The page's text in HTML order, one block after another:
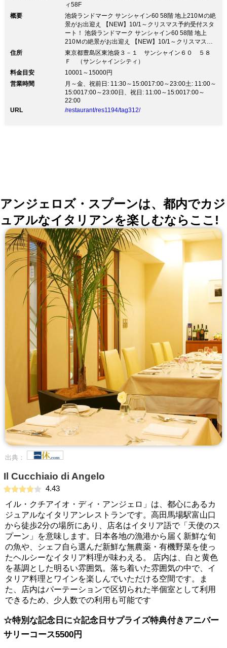
ィ58F
概要
池袋ランドマーク サンシャイン60 58階 地上210Ｍの絶
景がお出迎え 【NEW】10/1～クリスマス予約受付スタ
ート！ 池袋ランドマーク サンシャイン60 58階 地上
210Ｍの絶景がお出迎え 【NEW】10/1～クリスマス予
約受付スタート！５８Ｆという高層階から眺める景色は
まさに絶景。 五感をくすぐるイタリアンフレンチをコ
日限定でアフタヌーンティーもスタート。 新生活様式
に即したウイルス感染防止対策を実施しており、様々な
用途でご利用がいただけるスカイレストランです。 ■記
念日・誕生日・各種お祝いにアニバーサリーコース
10,000円～ ■【各種イベント・宴席】少人数から大人数
住所
東京都豊島区東池袋３－１ サンシャイン６０ ５８
Ｆ （サンシャインシティ）
料金目安
10001～15000円
営業時間
月～金、祝前日: 11:30～15:0017:00～23:00土: 11:00～
15:0017:00～23:00日、祝日: 11:00～15:0017:00～
22:00
URL
/restaurant/res1194/tag312/
アンジェロズ・スプーンは、都内でカジ
ュアルなイタリアンを楽しむならここ!
出典：
Il Cucchiaio di Angelo
4.43
イル・クチアイオ・ディ・アンジェロ」は、都心にあるカ
ジュアルなイタリアンレストランです。高田馬場駅富山口
から徒歩2分の場所にあり、店名はイタリア語で「天使のス
プーン」を意味します。日本各地の漁港から届く新鮮な旬
の魚や、シェフ自ら選んだ新鮮な無農薬・有機野菜を使っ
たヘルシーなイタリア料理が味わえる。 店内は、白と黄色
を基調とした明るい雰囲気。落ち着いた雰囲気の中で、イ
タリア料理とワインを楽しんでいただける空間です。ま
た、店内はパーテーションで区切られた半個室として利用
できるため、少人数での利用も可能です
☆特別な記念日に☆記念日サプライズ特典付きアニバー
サリーコース5500円